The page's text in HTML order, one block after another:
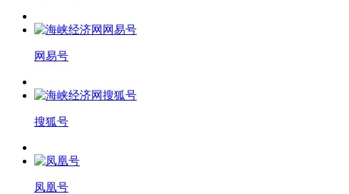
网易号
搜狐号
凤凰号